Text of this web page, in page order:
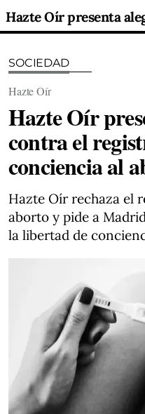
SOCIEDAD
Hazte Oír
Hazte Oír
contra el
conciencia al
Hazte Oír rechaza el
aborto y pide a
la libertad de